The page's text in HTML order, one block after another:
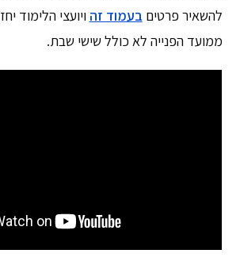
להשאיר פרטיםבעמוד זה
ממועד הפנייה לא כולל שישי שבת.